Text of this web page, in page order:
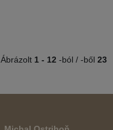
Ábrázolt 1 - 12 -ból / -ből 23